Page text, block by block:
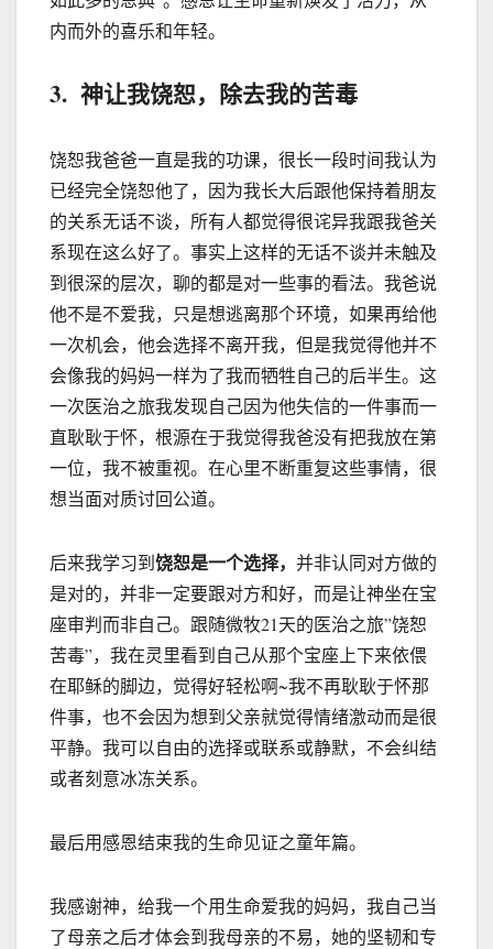
内而外的喜乐和年轻。
3. 神让我饶恕，除去我的苦毒
饶恕我爸爸一直是我的功课，很长一段时间我认为
已经完全饶恕他了，因为我长大后跟他保持着朋友
的关系无话不谈，所有人都觉得很诧异我跟我爸关
系现在这么好了。事实上这样的无话不谈并未触及
到很深的层次，聊的都是对一些事的看法。我爸说
他不是不爱我，只是想逃离那个环境，如果再给他
一次机会，他会选择不离开我，但是我觉得他并不
会像我的妈妈一样为了我而牺牲自己的后半生。这
一次医治之旅我发现自己因为他失信的一件事而一
直耿耿于怀，根源在于我觉得我爸没有把我放在第
一位，我不被重视。在心里不断重复这些事情，很
想当面对质讨回公道。
后来我学习到饶恕是一个选择， 并非认同对方做的
是对的，并非一定要跟对方和好，而是让神坐在宝
座审判而非自己。跟随微牧21天的医治之旅”饶恕
苦毒”，我在灵里看到自己从那个宝座上下来依偎
在耶稣的脚边，觉得好轻松啊~我不再耿耿于怀那
件事，也不会因为想到父亲就觉得情绪激动而是很
平静。我可以自由的选择或联系或静默，不会纠结
或者刻意冰冻关系。
最后用感恩结束我的生命见证之童年篇。
我感谢神，给我一个用生命爱我的妈妈，我自己当
了母亲之后才体会到我母亲的不易，她的坚韧和专